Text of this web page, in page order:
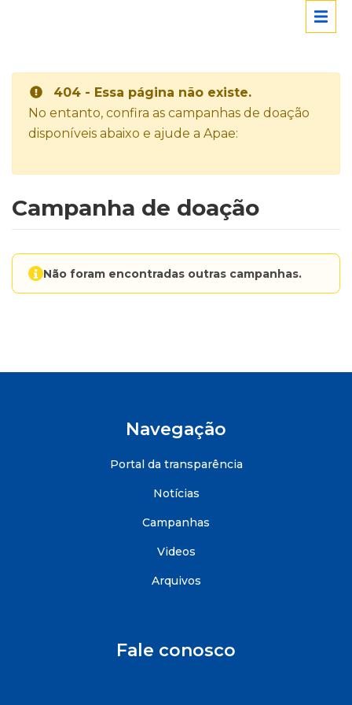
404 - Essa página não existe.
No entanto, confira as campanhas de doação
disponíveis abaixo e ajude a Apae:
Campanha de doação
Não foram encontradas outras campanhas.
Navegação
Portal da transparência
Notícias
Campanhas
Videos
Arquivos
Fale conosco